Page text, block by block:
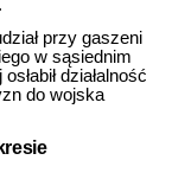
przy gaszeni
w sąsiednim
działalność
do wojska